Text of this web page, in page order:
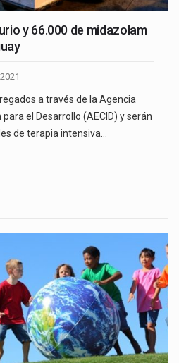
y 66.000 de midazolam
a través de la Agencia
el Desarrollo (AECID) y serán
de terapia intensiva…